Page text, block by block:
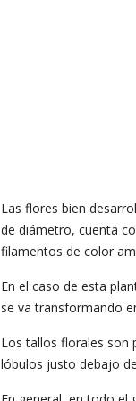
Las flores bien
de diámetro, cuenta
filamentos de color
En el caso de esta
se va transformando
Los tallos florales son
lóbulos justo debajo